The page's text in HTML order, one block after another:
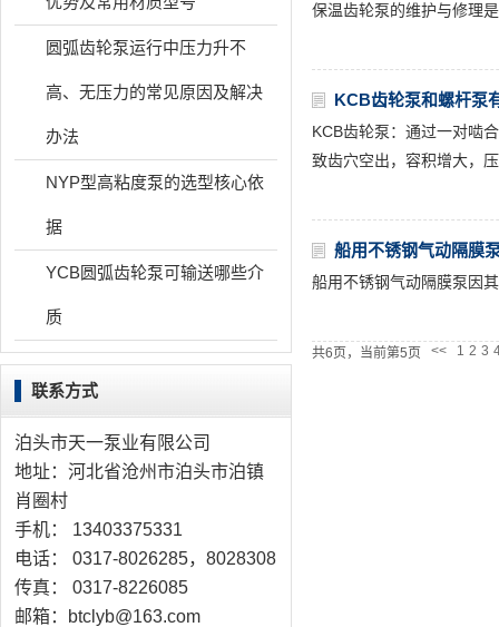
保温齿轮泵的维护与修理
KCB齿轮泵和螺杆泵
KCB齿轮泵：通过一对啮
致齿穴空出，容积增大，
船用不锈钢气动隔膜
船用不锈钢气动隔膜泵因
共6页，当前第5页 << 1 2 3
圆弧齿轮泵运行中压力升不
高、无压力的常见原因及解决
办法
NYP型高粘度泵的选型核心依
据
YCB圆弧齿轮泵可输送哪些介
质
联系方式
泊头市天一泵业有限公司
地址：河北省沧州市泊头市泊镇
肖圈村
手机： 13403375331
电话： 0317-8026285，8028308
传真： 0317-8226085
邮箱：btclyb@163.com